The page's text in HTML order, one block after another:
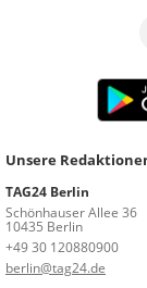
Unsere
TAG24 Berlin
Schönhauser Allee 36
10435 Berlin
+49 30 120880900
berlin@tag24.de